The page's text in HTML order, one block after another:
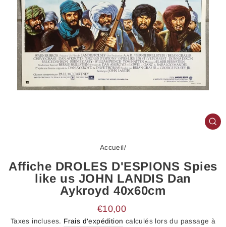
Accueil/
Affiche DROLES D'ESPIONS Spies
like us JOHN LANDIS Dan
Aykroyd 40x60cm
Prix
régulier
€10,00
Taxes incluses. Frais d'expédition calculés lors du passage à